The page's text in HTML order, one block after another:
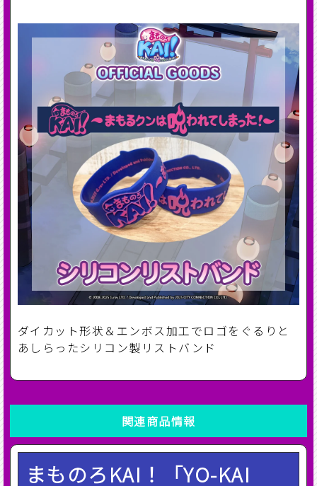
ダイカット形状＆エンボス加工でロゴをぐるりと
あしらったシリコン製リストバンド
関連商品情報
まものろKAI！「YO-KAI